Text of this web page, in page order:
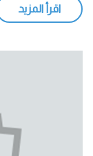
اقرأ المزيد